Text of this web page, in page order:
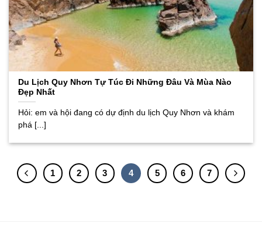
Du Lịch Quy Nhơn Tự Túc Đi Những Đâu Và Mùa Nào
Đẹp Nhất
Hỏi: em và hội đang có dự định du lịch Quy Nhơn và khám
phá [...]
1 2 3 4 5 6 7